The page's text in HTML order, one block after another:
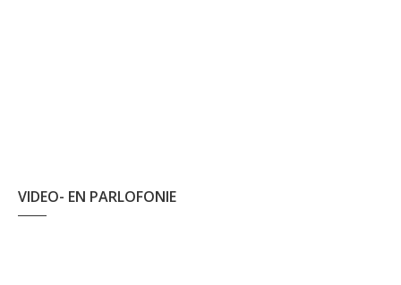
VIDEO- EN PARLOFONIE